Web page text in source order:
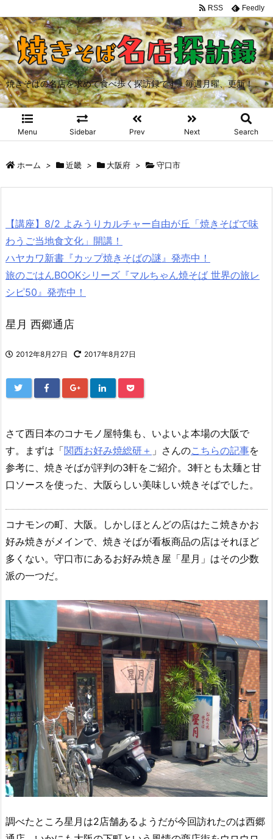
焼きそばの名店を求めて食べ歩く探訪録です。毎週月曜、更新！
Menu Sidebar Prev Next Search
RSS Feedly
ホーム > 近畿 > 大阪府 > 守口市
【講座】8/2 よみうりカルチャー自由が丘「焼きそばで味
わうご当地食文化」開講！
ハヤカワ新書『カップ焼きそばの謎』発売中！
旅のごはんBOOKシリーズ『マルちゃん焼そば 世界の旅レ
シピ50』発売中！
星月 西郷通店
2012年8月27日 2017年8月27日
さて西日本のコナモノ屋特集も、いよいよ本場の大阪で
す。まずは「関西お好み焼総研＋ 」さんのこちらの記事を
参考に、焼きそばが評判の3軒をご紹介。3軒とも太麺と甘
口ソースを使った、大阪らしい美味しい焼きそばでした。
コナモンの町、大阪。しかしほとんどの店はたこ焼きかお
好み焼きがメインで、焼きそばが看板商品の店はそれほど
多くない。守口市にあるお好み焼き屋「星月」はその少数
派の一つだ。
調べたところ星月は2店舗あるようだが今回訪れたのは西郷